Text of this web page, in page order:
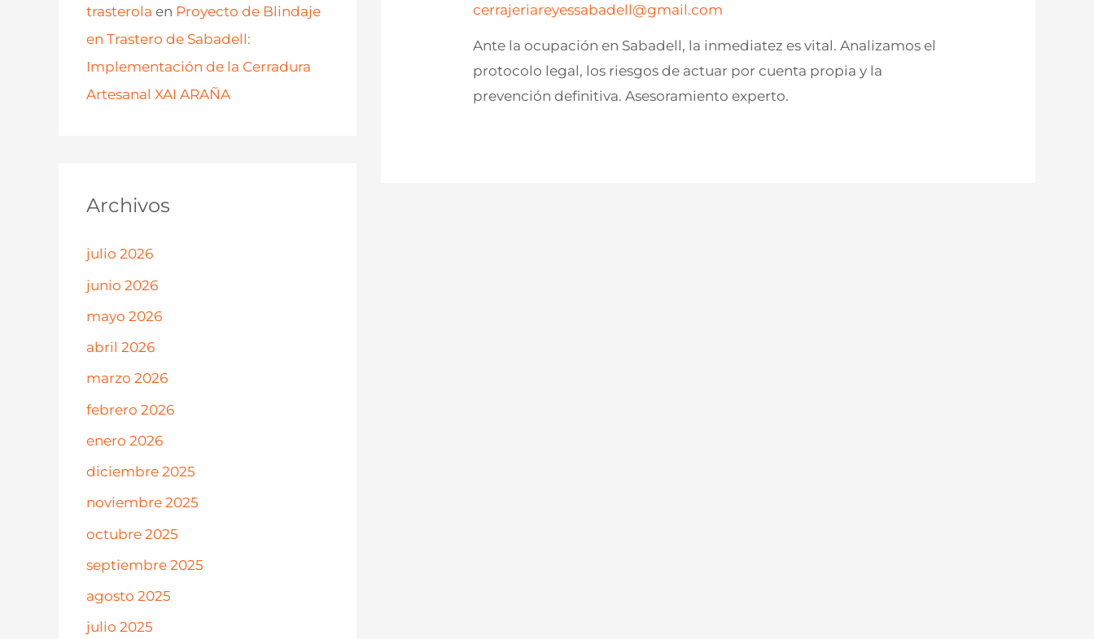
trasterola en Proyecto de Blindaje
en Trastero de Sabadell:
Implementación de la Cerradura
Artesanal XAI ARAÑA
Archivos
julio 2026
junio 2026
mayo 2026
abril 2026
marzo 2026
febrero 2026
enero 2026
diciembre 2025
noviembre 2025
octubre 2025
septiembre 2025
agosto 2025
julio 2025
cerrajeriareyessabadell@gmail.com
Ante la ocupación en Sabadell, la inmediatez es vital. Analizamos el
protocolo legal, los riesgos de actuar por cuenta propia y la
prevención definitiva. Asesoramiento experto.